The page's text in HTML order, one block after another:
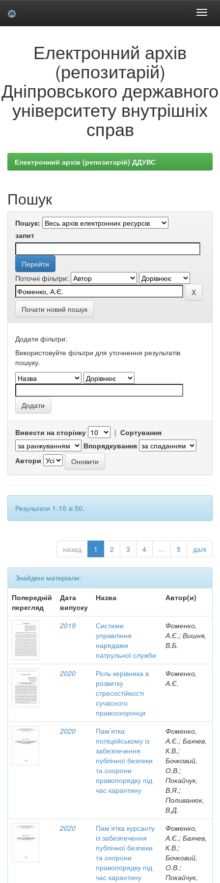
Електронний архів
(репозитарій)
Дніпровського державного
університету внутрішніх
справ
Електронний архів (репозитарій) ДДУВС
Пошук
Пошук:
запит
Поточні фільтри:
Почати новий пошук
Додати фільтри:
Використовуйте фільтри для уточнення результатів
пошуку.
Вивести на сторінку | Сортування
Впорядкування
Автори
Результати 1-10 зі 50.
назад 1 2 3 4 ... 5 далі
Знайдені матеріали:
Попередній
перегляд
Дата
випуску
Назва Автор(и)
2019
Системи
управління
нарядами
патрульної служби
Фоменко,
А.Є.; Вишня,
В.Б.
2020
Роль керівника в
розвитку
стресостійкості
сучасного
правоохоронця
Фоменко,
А.Є.
2020
Пам’ятка
поліцейському із
забезпечення
публічної безпеки
та охорони
правопорядку під
час карантину
Фоменко,
А.Є.; Бахчев,
К.В.;
Бочковий,
О.В.;
Покайчук,
В.Я.;
Поливанюк,
В.Д.
2020
Пам’ятка курсанту
із забезпечення
публічної безпеки
та охорони
правопорядку під
час карантину
Фоменко,
А.Є.; Бахчев,
К.В.;
Бочковий,
О.В.;
Покайчук,